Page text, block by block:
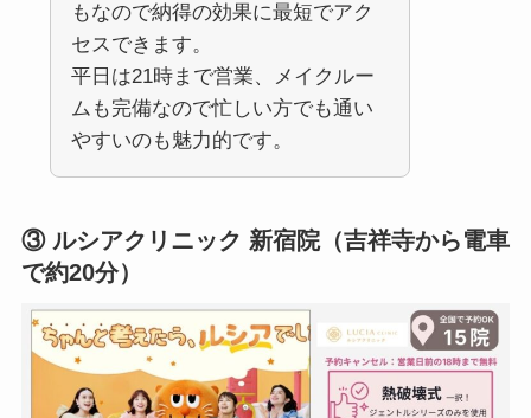
もなので納得の効果に最短でアク
セスできます。
平日は21時まで営業、メイクルー
ムも完備なので忙しい方でも通い
やすいのも魅力的です。
③ ルシアクリニック 新宿院（吉祥寺から電車
で約20分）